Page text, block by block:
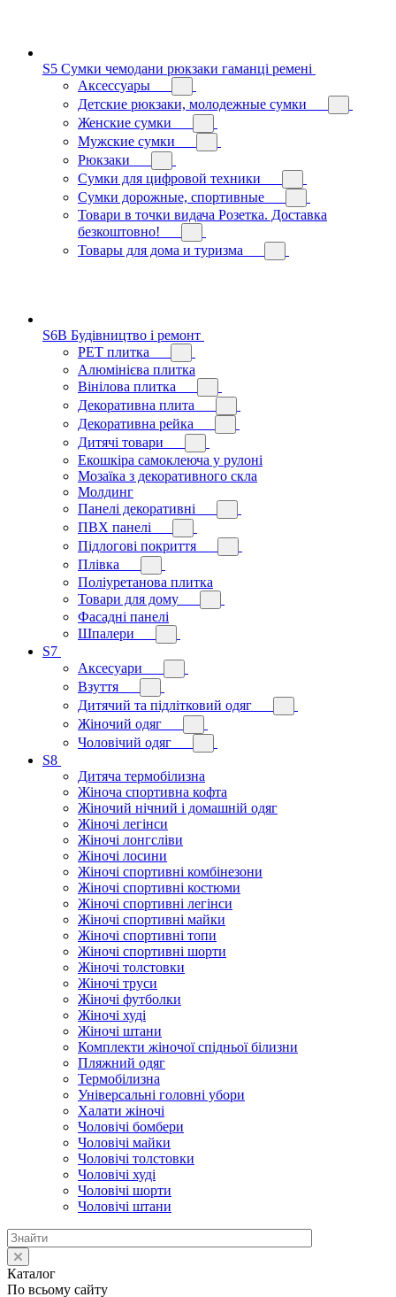
S5 Сумки чемодани рюкзаки гаманці ремені
Аксессуары
Детские рюкзаки, молодежные сумки
Женские сумки
Мужские сумки
Рюкзаки
Сумки для цифровой техники
Сумки дорожные, спортивные
Товари в точки видача Розетка. Доставка
безкоштовно!
Товары для дома и туризма
S6B Будівництво і ремонт
PЕT плитка
Алюмінієва плитка
Вінілова плитка
Декоративна плита
Декоративна рейка
Дитячі товари
Екошкіра самоклеюча у рулоні
Мозаїка з декоративного скла
Молдинг
Панелі декоративні
ПВХ панелі
Підлогові покриття
Плівка
Поліуретанова плитка
Товари для дому
Фасадні панелі
Шпалери
S7
Аксесуари
Взуття
Дитячий та підлітковий одяг
Жіночий одяг
Чоловічий одяг
S8
Дитяча термобілизна
Жіноча спортивна кофта
Жіночий нічний і домашній одяг
Жіночі легінси
Жіночі лонгсліви
Жіночі лосини
Жіночі спортивні комбінезони
Жіночі спортивні костюми
Жіночі спортивні легінси
Жіночі спортивні майки
Жіночі спортивні топи
Жіночі спортивні шорти
Жіночі толстовки
Жіночі труси
Жіночі футболки
Жіночі худі
Жіночі штани
Комплекти жіночої спідньої білизни
Пляжний одяг
Термобілизна
Універсальні головні убори
Халати жіночі
Чоловічі бомбери
Чоловічі майки
Чоловічі толстовки
Чоловічі худі
Чоловічі шорти
Чоловічі штани
Каталог
По всьому сайту